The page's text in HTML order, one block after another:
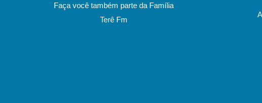
Faça você também parte da Família
Terê Fm